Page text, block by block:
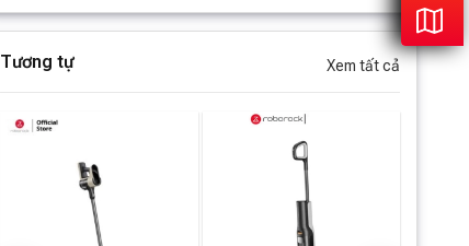
Kích thước 29.3 x 25 x 116.2 cm
Hãng sản xuất
Hệ thống lọc 5 giai đoạn hiệu quả
Tương tự Xem tất cả